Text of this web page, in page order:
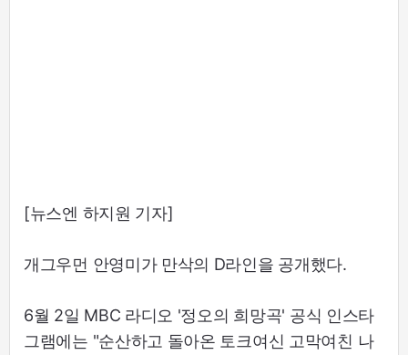
[뉴스엔 하지원 기자]
개그우먼 안영미가 만삭의 D라인을 공개했다.
6월 2일 MBC 라디오 '정오의 희망곡' 공식 인스타
그램에는 "순산하고 돌아온 토크여신 고막여친 나